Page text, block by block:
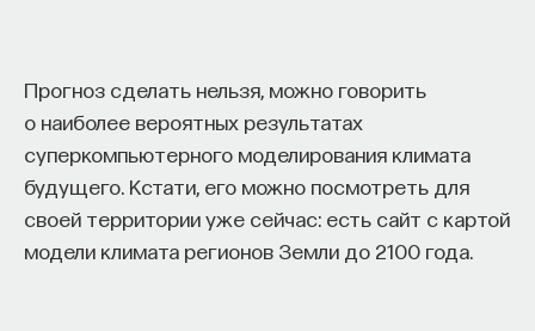
Прогноз сделать нельзя, можно говорить
о наиболее вероятных результатах
суперкомпьютерного моделирования климата
будущего. Кстати, его можно посмотреть для
своей территории уже сейчас: есть сайт с картой
модели климата регионов Земли до 2100 года.